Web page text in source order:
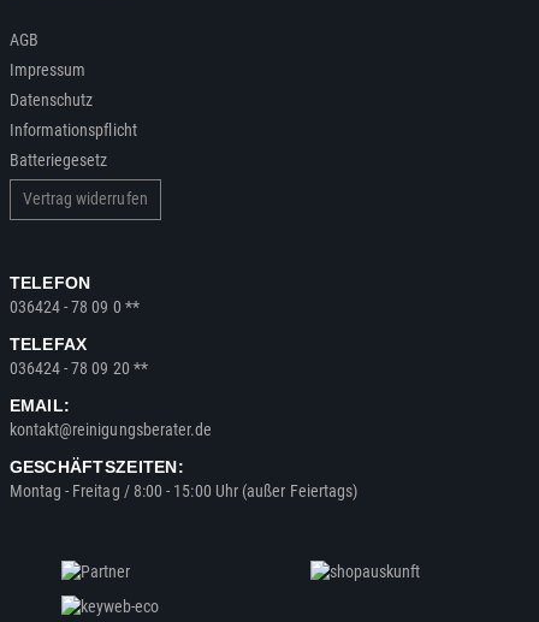
AGB
Impressum
Datenschutz
Informationspflicht
Batteriegesetz
Vertrag widerrufen
TELEFON
036424 - 78 09 0 **
TELEFAX
036424 - 78 09 20 **
EMAIL:
kontakt@reinigungsberater.de
GESCHÄFTSZEITEN:
Montag - Freitag / 8:00 - 15:00 Uhr (außer Feiertags)